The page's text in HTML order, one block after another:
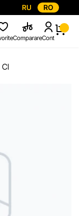
RU RO
ComparareCont
Cl